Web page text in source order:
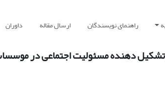
راهنمای نویسندگان ارسال مقاله داوران
دهنده مسئولیت اجتماعی در